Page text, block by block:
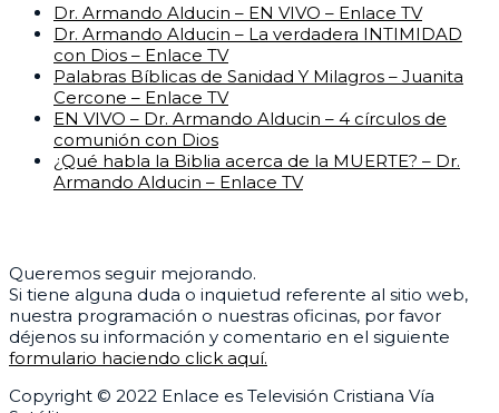
Dr. Armando Alducin – EN VIVO – Enlace TV
Dr. Armando Alducin – La verdadera INTIMIDAD
con Dios – Enlace TV
Palabras Bíblicas de Sanidad Y Milagros – Juanita
Cercone – Enlace TV
EN VIVO – Dr. Armando Alducin – 4 círculos de
comunión con Dios
¿Qué habla la Biblia acerca de la MUERTE? – Dr.
Armando Alducin – Enlace TV
Queremos seguir mejorando.
Si tiene alguna duda o inquietud referente al sitio web,
nuestra programación o nuestras oficinas, por favor
déjenos su información y comentario en el siguiente
formulario haciendo click aquí.
Copyright © 2022 Enlace es Televisión Cristiana Vía